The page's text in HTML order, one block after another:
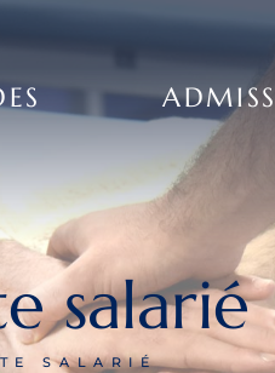
salarié
SALARIÉ